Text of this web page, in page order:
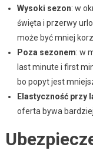
Wysoki sezon: w
święta i przerwy
może być mniej
Poza sezonem: w
last minute i first
bo popyt jest
Elastyczność przy
oferta bywa